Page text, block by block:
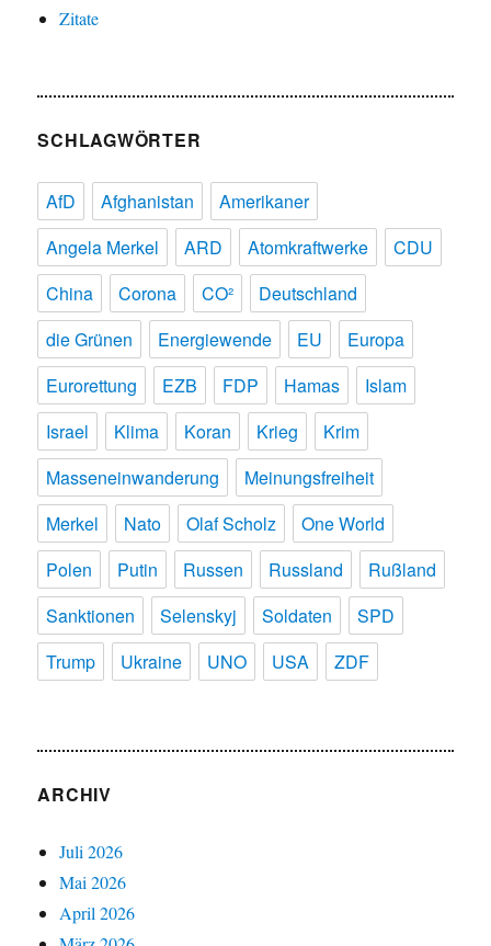
Zitate
SCHLAGWÖRTER
AfD Afghanistan
Amerikaner
Angela Merkel
ARD Atomkraftwerke
CDU
China
Corona CO²
Deutschland
die Grünen
Energiewende EU
Europa
Eurorettung
EZB FDP Hamas
Islam
Israel
Klima Koran Krieg
Krim
Masseneinwanderung
Meinungsfreiheit
Merkel
Nato Olaf Scholz
One World
Polen
Putin Russen Russland
Rußland
Sanktionen
Selenskyj Soldaten
SPD
Trump
Ukraine UNO USA ZDF
ARCHIV
Juli 2026
Mai 2026
April 2026